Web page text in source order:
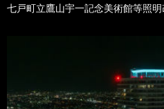
七戸町立鷹山宇一記念美術館等照